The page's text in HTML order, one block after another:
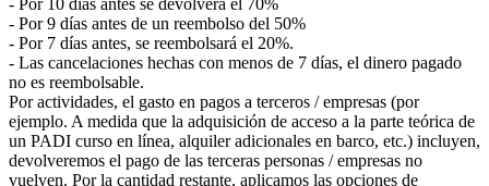
- Por 9 días antes de un reembolso del 50%
- Por 7 días antes, se reembolsará el 20%.
- Las cancelaciones hechas con menos de 7 días, el dinero pagado
no es reembolsable.
Por actividades, el gasto en pagos a terceros / empresas (por
ejemplo. A medida que la adquisición de acceso a la parte teórica de
un PADI curso en línea, alquiler adicionales en barco, etc.) incluyen,
devolveremos el pago de las terceras personas / empresas no
vuelven. Por la cantidad restante, aplicamos las opciones de